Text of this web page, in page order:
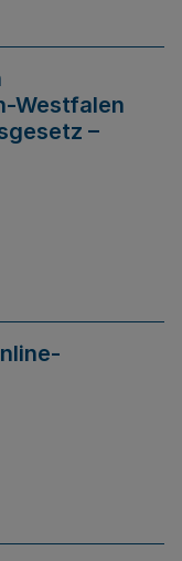
Westfalen
–